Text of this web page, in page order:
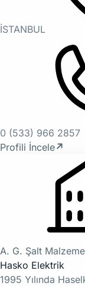
İSTANBUL
0 (533) 966 2857
Profili İncele↗
A. G. Şalt
Hasko Elektrik
1995 Yılında